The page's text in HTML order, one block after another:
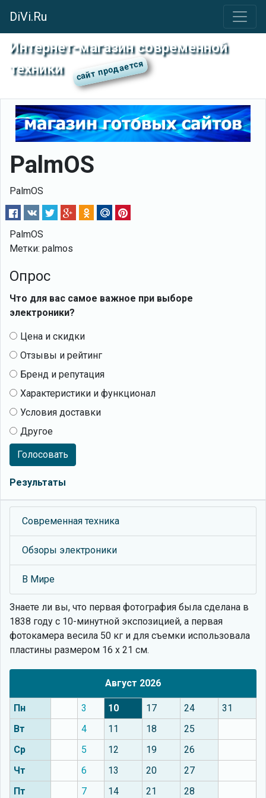
DiVi.Ru
Интернет-магазин современной
техники
PalmOS
PalmOS
PalmOS
Метки: palmos
Опрос
Что для вас самое важное при выборе
электроники?
Цена и скидки
Отзывы и рейтинг
Бренд и репутация
Характеристики и функционал
Условия доставки
Другое
Голосовать
Результаты
Современная техника
Обзоры электроники
В Мире
Знаете ли вы, что первая фотография была сделана в
1838 году с 10-минутной экспозицией, а первая
фотокамера весила 50 кг и для съемки использовала
пластины размером 16 х 21 см.
Август 2026
Пн 3 10 17 24
31
Вт
4 11 18
25
Ср
5 12 19
26
Чт
6 13 20
27
Пт
7 14 21 28